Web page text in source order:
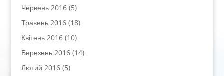
Червень 2016(5)
Травень 2016(18)
Квітень 2016(10)
Березень 2016(14)
Лютий 2016(5)